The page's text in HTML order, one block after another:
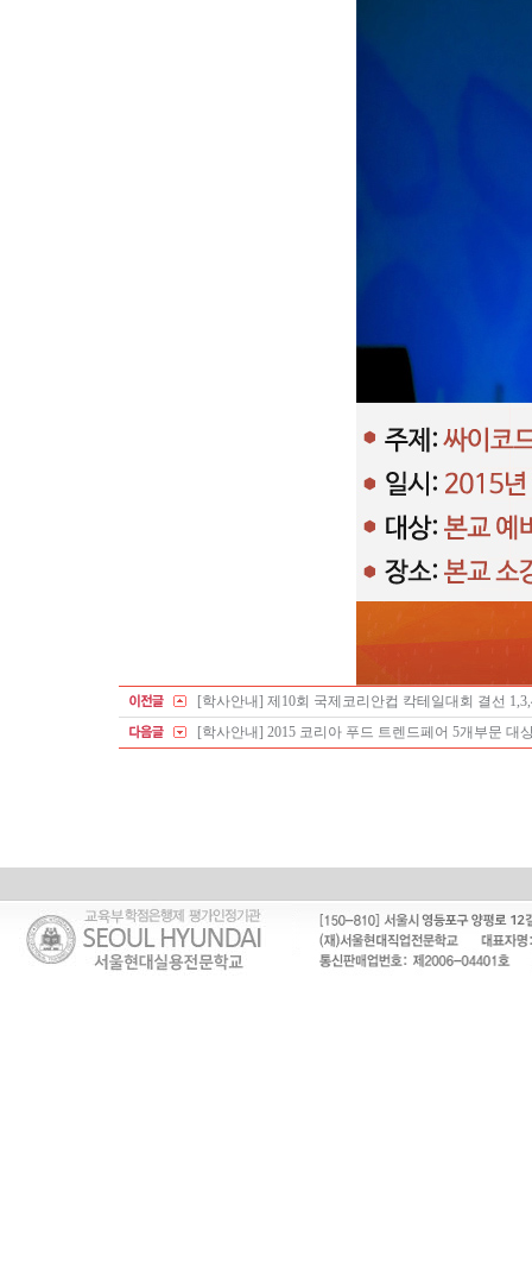
[학사안내] 제10회 국제코리안컵 칵테일대회 결선
[학사안내] 2015 코리아 푸드 트렌드페어 5개부문 대